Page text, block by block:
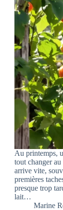
Au printemps,
tout changer
arrive vite,
premières
presque trop
lait…
Marine